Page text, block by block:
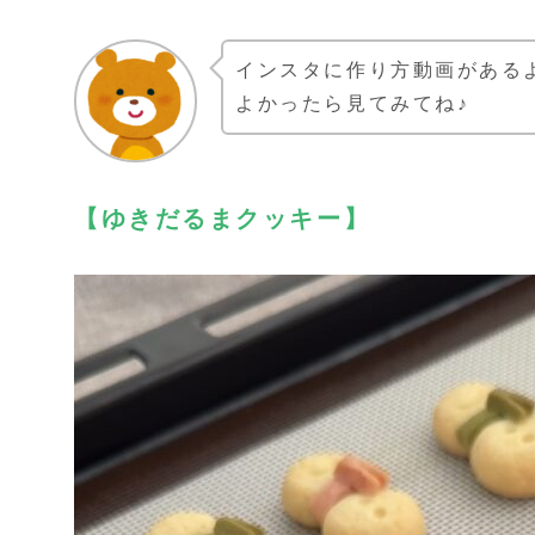
インスタに作り方動画がある
よかったら見てみてね♪
【ゆきだるまクッキー】